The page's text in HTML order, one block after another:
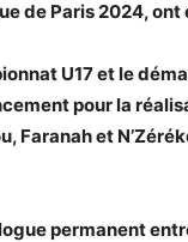
de Paris 2024,
U17 et le
pour la
Faranah et
permanent